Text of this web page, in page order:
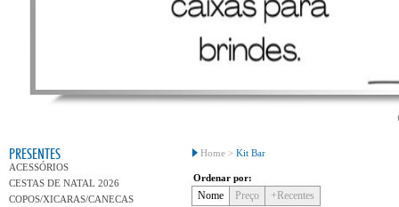
PRESENTES
ACESSÓRIOS
CESTAS DE NATAL 2026
COPOS/XICARAS/CANECAS
Home > Kit Bar
Ordenar por:
Nome Preço +Recentes